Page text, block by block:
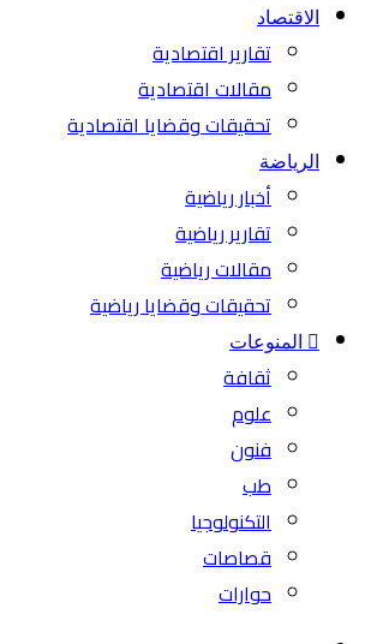
الاقتصاد
تقارير اقتصادية
مقالات اقتصادية
تحقيقات وقضايا اقتصادية
الرياضة
أخبار رياضية
تقارير رياضية
مقالات رياضية
تحقيقات وقضايا رياضية
المنوعات
ثقافة
علوم
فنون
طب
التكنولوجيا
قصاصات
حوارات